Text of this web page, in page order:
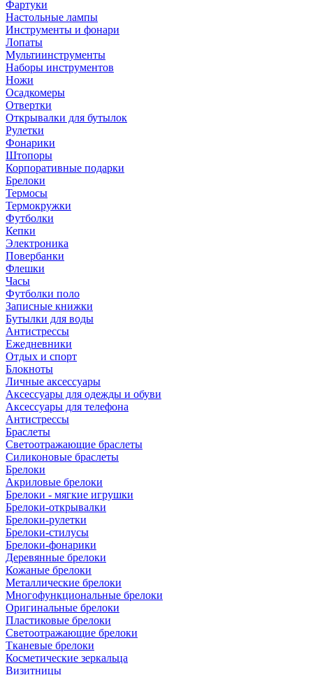
Фартуки
Настольные лампы
Инструменты и фонари
Лопаты
Мультиинструменты
Наборы инструментов
Ножи
Осадкомеры
Отвертки
Открывалки для бутылок
Рулетки
Фонарики
Штопоры
Корпоративные подарки
Брелоки
Термосы
Термокружки
Футболки
Кепки
Электроника
Повербанки
Флешки
Часы
Футболки поло
Записные книжки
Бутылки для воды
Антистрессы
Ежедневники
Отдых и спорт
Блокноты
Личные аксессуары
Аксессуары для одежды и обуви
Аксессуары для телефона
Антистрессы
Браслеты
Светоотражающие браслеты
Силиконовые браслеты
Брелоки
Акриловые брелоки
Брелоки - мягкие игрушки
Брелоки-открывалки
Брелоки-рулетки
Брелоки-стилусы
Брелоки-фонарики
Деревянные брелоки
Кожаные брелоки
Металлические брелоки
Многофункциональные брелоки
Оригинальные брелоки
Пластиковые брелоки
Светоотражающие брелоки
Тканевые брелоки
Косметические зеркальца
Визитницы